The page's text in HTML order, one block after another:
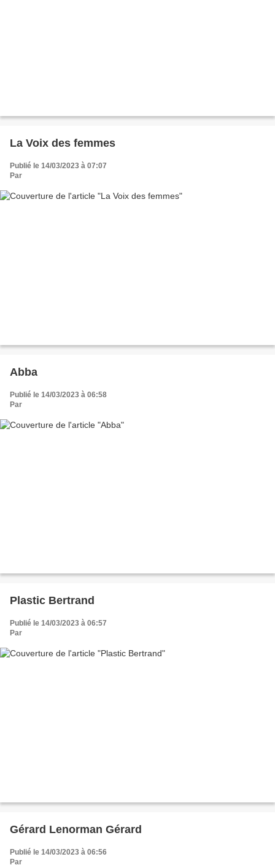
La Voix des femmes
Publié le 14/03/2023 à 07:07
Par
Abba
Publié le 14/03/2023 à 06:58
Par
Plastic Bertrand
Publié le 14/03/2023 à 06:57
Par
Gérard Lenorman Gérard
Publié le 14/03/2023 à 06:56
Par